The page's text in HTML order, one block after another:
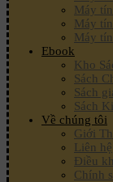
Máy
Máy
Máy
Ebook
Kho
Sách
Sách
Sách
Về chúng tôi
Giới
Liên hệ
Điều
Chính